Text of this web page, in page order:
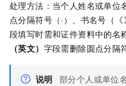
处理方法：当个人姓名或单位
点分隔符号（·）、书名号（
段填写时需和证件资料中的名
（英文） 字段需删除圆点分隔
说明 部分个人或单位